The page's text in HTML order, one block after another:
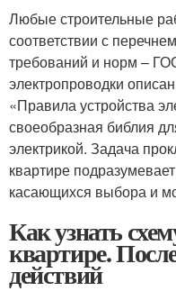
Любые строительные
соответствии с
требований и норм –
электропроводки
«Правила устройства
своеобразная библия
электрикой. Задача
квартире
касающихся выбора и
Как узнать
квартире.
действий